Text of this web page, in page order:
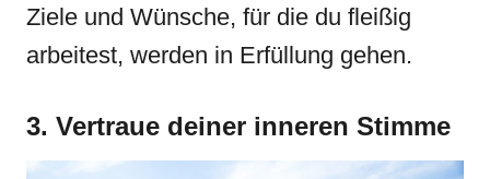
Ziele und Wünsche, für die du fleißig
arbeitest, werden in Erfüllung gehen.
3. Vertraue deiner inneren Stimme